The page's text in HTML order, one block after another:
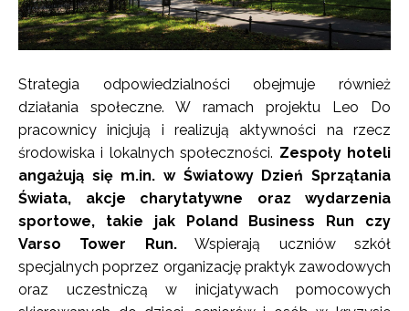
Strategia odpowiedzialności obejmuje również
działania społeczne. W ramach projektu Leo Do
pracownicy inicjują i realizują aktywności na rzecz
środowiska i lokalnych społeczności. Zespoły hoteli
angażują się m.in. w Światowy Dzień Sprzątania
Świata, akcje charytatywne oraz wydarzenia
sportowe, takie jak Poland Business Run czy
Varso Tower Run.Wspierają uczniów szkół
specjalnych poprzez organizację praktyk zawodowych
oraz uczestniczą w inicjatywach pomocowych